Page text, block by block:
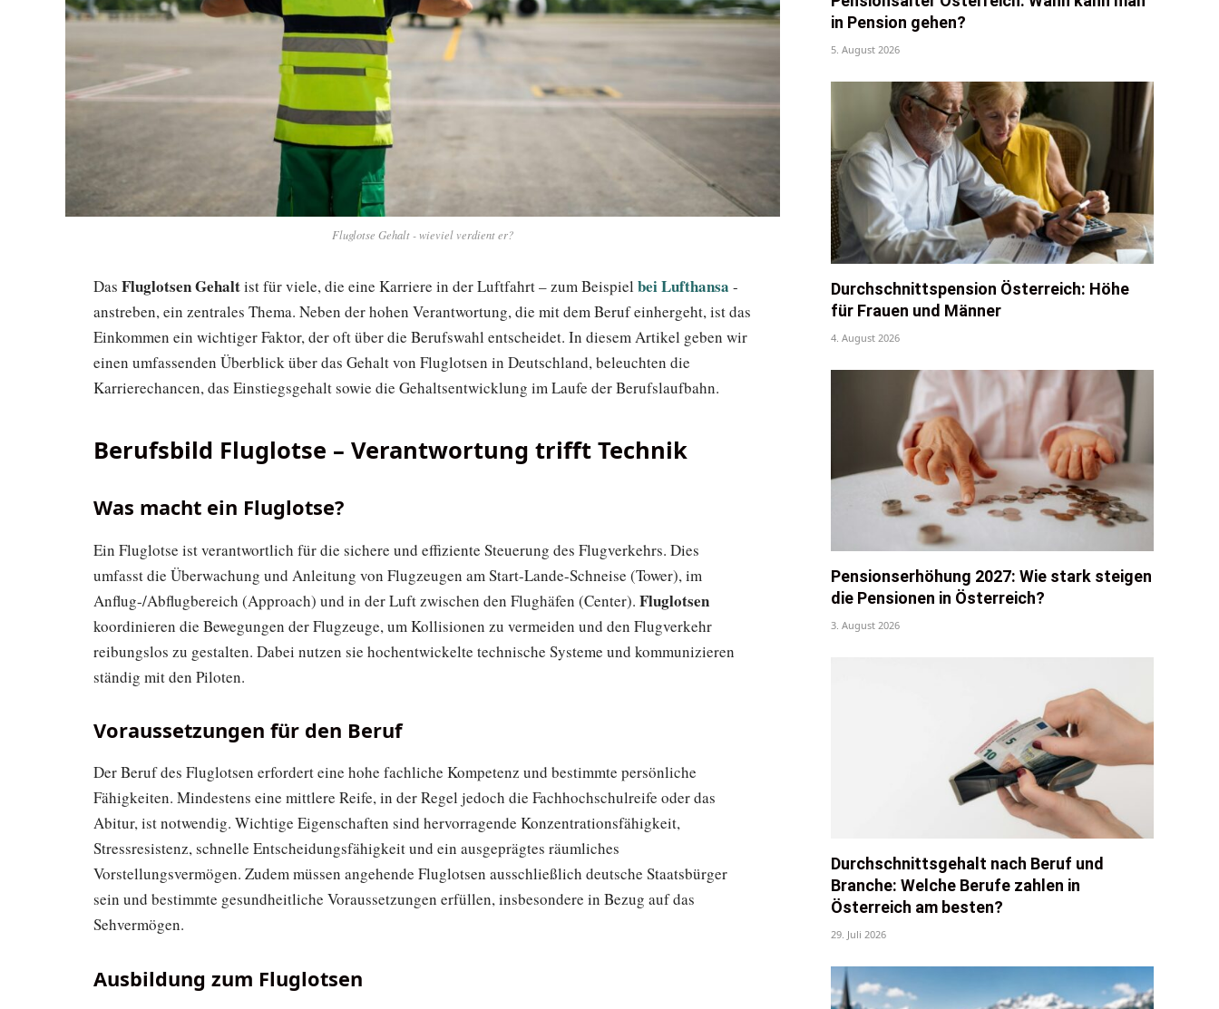
Fluglotse Gehalt - wieviel verdient er?
Das Fluglotsen Gehaltist für viele, die eine Karriere in der Luftfahrt – zum Beispiel bei Lufthansa -
anstreben, ein zentrales Thema. Neben der hohen Verantwortung, die mit dem Beruf einhergeht, ist das
Einkommen ein wichtiger Faktor, der oft über die Berufswahl entscheidet. In diesem Artikel geben wir
einen umfassenden Überblick über das Gehalt von Fluglotsen in Deutschland, beleuchten die
Karrierechancen, das Einstiegsgehalt sowie die Gehaltsentwicklung im Laufe der Berufslaufbahn.
Berufsbild Fluglotse – Verantwortung trifft Technik
Was macht ein Fluglotse?
Ein Fluglotse ist verantwortlich für die sichere und effiziente Steuerung des Flugverkehrs. Dies
umfasst die Überwachung und Anleitung von Flugzeugen am Start-Lande-Schneise (Tower), im
Anflug-/Abflugbereich (Approach) und in der Luft zwischen den Flughäfen (Center). Fluglotsen
koordinieren die Bewegungen der Flugzeuge, um Kollisionen zu vermeiden und den Flugverkehr
reibungslos zu gestalten. Dabei nutzen sie hochentwickelte technische Systeme und kommunizieren
ständig mit den Piloten.
Voraussetzungen für den Beruf
Der Beruf des Fluglotsen erfordert eine hohe fachliche Kompetenz und bestimmte persönliche
Fähigkeiten. Mindestens eine mittlere Reife, in der Regel jedoch die Fachhochschulreife oder das
Abitur, ist notwendig. Wichtige Eigenschaften sind hervorragende Konzentrationsfähigkeit,
Stressresistenz, schnelle Entscheidungsfähigkeit und ein ausgeprägtes räumliches
Vorstellungsvermögen. Zudem müssen angehende Fluglotsen ausschließlich deutsche Staatsbürger
sein und bestimmte gesundheitliche Voraussetzungen erfüllen, insbesondere in Bezug auf das
Sehvermögen.
Ausbildung zum Fluglotsen
in Pension gehen?
5. August 2026
Durchschnittspension Österreich: Höhe
für Frauen und Männer
4. August 2026
Pensionserhöhung 2027: Wie stark steigen
die Pensionen in Österreich?
3. August 2026
Durchschnittsgehalt nach Beruf und
Branche: Welche Berufe zahlen in
Österreich am besten?
29. Juli 2026